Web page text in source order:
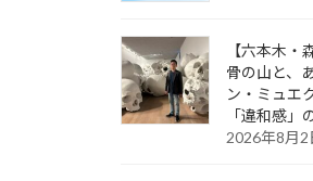
【六本木・
骨の山と、
ン・ミュエ
「違和感」
2026年8月2